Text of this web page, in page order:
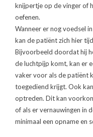
knijpertje op de vinger of
oefenen.
Wanneer er nog voedsel
kan de patiënt zich hier
Bijvoorbeeld doordat hij
de luchtpijp komt, kan er
vaker voor als de patiënt
toegediend krijgt. Ook
optreden. Dit kan
of als er vernauwingen in
minimaal een opname en